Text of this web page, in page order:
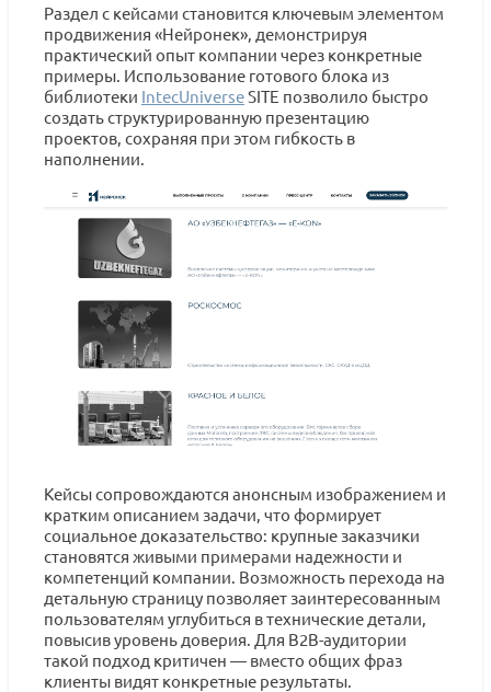
Раздел с кейсами становится ключевым элементом
продвижения «Нейронек», демонстрируя
практический опыт компании через конкретные
примеры. Использование готового блока из
библиотеки IntecUniverseSITE позволило быстро
создать структурированную презентацию
проектов, сохраняя при этом гибкость в
наполнении.
Кейсы сопровождаются анонсным изображением и
кратким описанием задачи, что формирует
социальное доказательство: крупные заказчики
становятся живыми примерами надежности и
компетенций компании. Возможность перехода на
детальную страницу позволяет заинтересованным
пользователям углубиться в технические детали,
повысив уровень доверия. Для B2B-аудитории
такой подход критичен — вместо общих фраз
клиенты видят конкретные результаты.